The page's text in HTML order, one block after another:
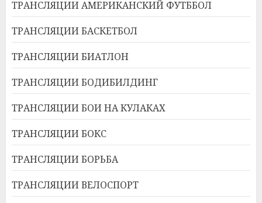
ТРАНСЛЯЦИИ АМЕРИКАНСКИЙ ФУТББОЛ
ТРАНСЛЯЦИИ БАСКЕТБОЛ
ТРАНСЛЯЦИИ БИАТЛОН
ТРАНСЛЯЦИИ БОДИБИЛДИНГ
ТРАНСЛЯЦИИ БОИ НА КУЛАКАХ
ТРАНСЛЯЦИИ БОКС
ТРАНСЛЯЦИИ БОРЬБА
ТРАНСЛЯЦИИ ВЕЛОСПОРТ